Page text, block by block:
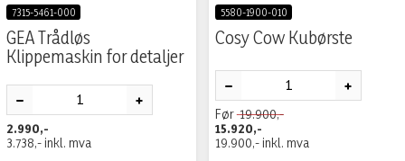
7315-5461-000
GEA Trådløs
Klippemaskin for detaljer
2.990,-
3.738,-inkl. mva
5580-1900-010
Cosy Cow Kubørste
Før 19.900,-
15.920,-
19.900,-inkl. mva